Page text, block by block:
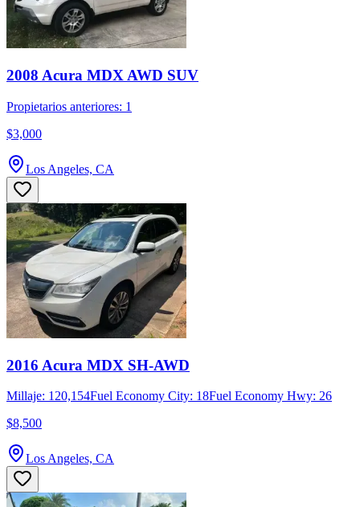
2008 Acura MDX AWD SUV
Propietarios anteriores: 1
$3,000
Los Angeles, CA
2016 Acura MDX SH-AWD
Millaje: 120,154Fuel Economy City: 18Fuel Economy Hwy: 26
$8,500
Los Angeles, CA